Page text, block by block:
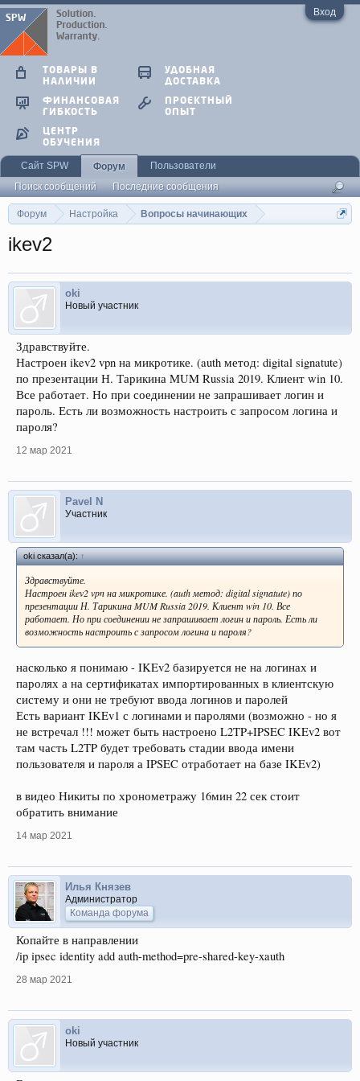
Вход
Форум Настройка Вопросы начинающих
ikev2
oki
Новый участник
Здравствуйте.
Настроен ikev2 vpn на микротике. (auth метод: digital signatute)
по презентации Н. Тарикина MUM Russia 2019. Клиент win 10.
Все работает. Но при соединении не запрашивает логин и
пароль. Есть ли возможность настроить с запросом логина и
пароля?
12 мар 2021
Pavel N
Участник
oki сказал(а):↑
Здравствуйте.
Настроен ikev2 vpn на микротике. (auth метод: digital signatute) по
презентации Н. Тарикина MUM Russia 2019. Клиент win 10. Все
работает. Но при соединении не запрашивает логин и пароль. Есть ли
возможность настроить с запросом логина и пароля?
насколько я понимаю - IKEv2 базируется не на логинах и
паролях а на сертификатах импортированных в клиентскую
систему и они не требуют ввода логинов и паролей
Есть вариант IKEv1 с логинами и паролями (возможно - но я
не встречал !!! может быть настроено L2TP+IPSEC IKEv2 вот
там часть L2TP будет требовать стадии ввода имени
пользователя и пароля а IPSEC отработает на базе IKEv2)
в видео Никиты по хронометражу 16мин 22 сек стоит
обратить внимание
14 мар 2021
Илья Князев
Администратор
Команда форума
Копайте в направлении
/ip ipsec identity add auth-method=pre-shared-key-xauth
28 мар 2021
oki
Новый участник
ТОВАРЫ В
НАЛИЧИИ
УДОБНАЯ
ДОСТАВКА
ФИНАНСОВАЯ
ГИБКОСТЬ
ПРОЕКТНЫЙ
ОПЫТ
ЦЕНТР
ОБУЧЕНИЯ
Сайт SPW
Форум
Поиск сообщений
Последние сообщения
Пользователи